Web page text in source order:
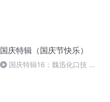
国庆特辑（国庆节快乐）
国庆特辑16：魏迅化口技 二